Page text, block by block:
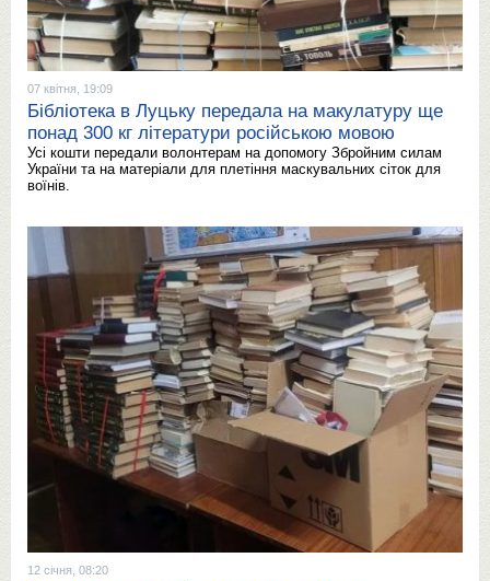
07 квітня, 19:09
Бібліотека в Луцьку передала на макулатуру ще
понад 300 кг літератури російською мовою
Усі кошти передали волонтерам на допомогу Збройним силам
України та на матеріали для плетіння маскувальних сіток для
воїнів.
12 січня, 08:20